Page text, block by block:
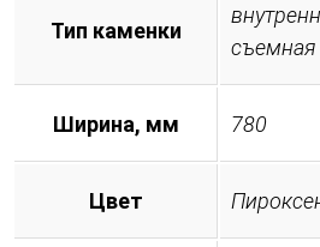
Тип каменки
съемная
Ширина, мм 780
Цвет